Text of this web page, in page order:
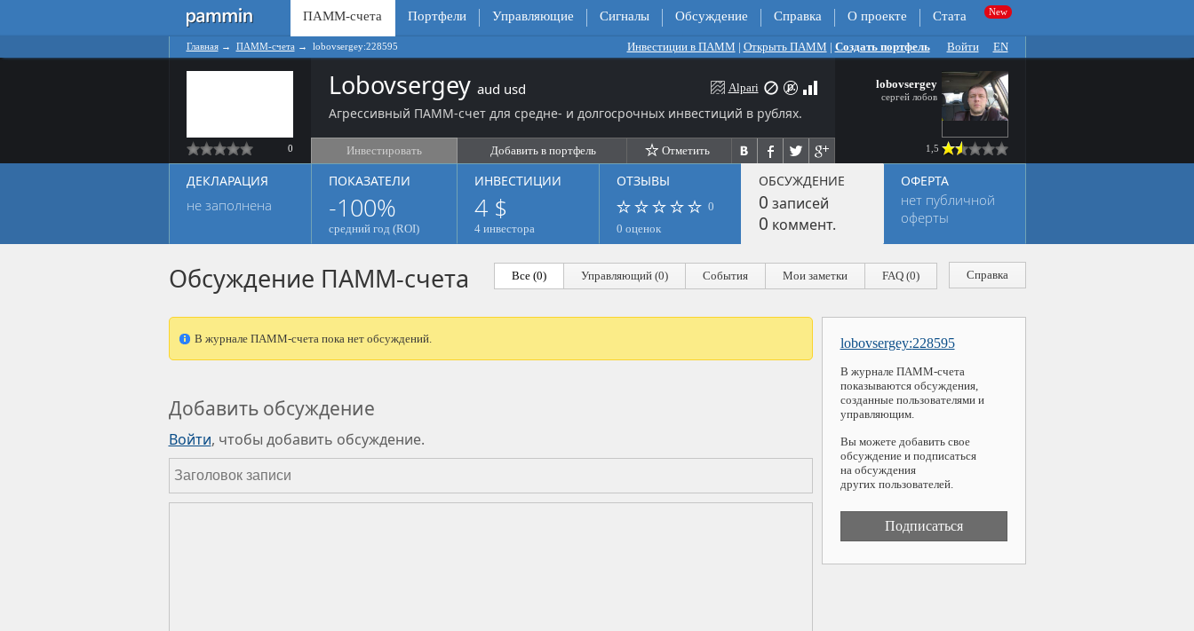
ПАММ-счета Портфели Управляющие Сигналы Обсуждение Справка О проекте Стата
Главная→ ПАММ-счета → lobovsergey:228595 Инвестиции в ПАММ | Открыть ПАММ | Создать портфель Войти EN
0
Lobovsergey aud usd
Агрессивный ПАММ-счет для средне- и долгосрочных инвестиций в рублях.
Alpari
Инвестировать Добавить в портфель Отметить
lobovsergey
сергей лобов
1,5
ДЕКЛАРАЦИЯ
не заполнена
ПОКАЗАТЕЛИ
-100%
средний год (ROI)
ИНВЕСТИЦИИ
4 $
4 инвестора
ОТЗЫВЫ
0
0 оценок
ОБСУЖДЕНИЕ
0 записей
0 коммент.
ОФЕРТА
нет публичной
оферты
Справка
Обсуждение ПАММ-счета Все (0) Управляющий (0) События Мои заметки FAQ (0)
lobovsergey:228595
В журнале ПАММ-счета
показываются обсуждения,
созданные пользователями и
управляющим.
Вы можете добавить свое
обсуждение и подписаться
на обсуждения
других пользователей.
Подписаться
В журнале ПАММ-счета пока нет обсуждений.
Добавить обсуждение
Войти, чтобы добавить обсуждение.